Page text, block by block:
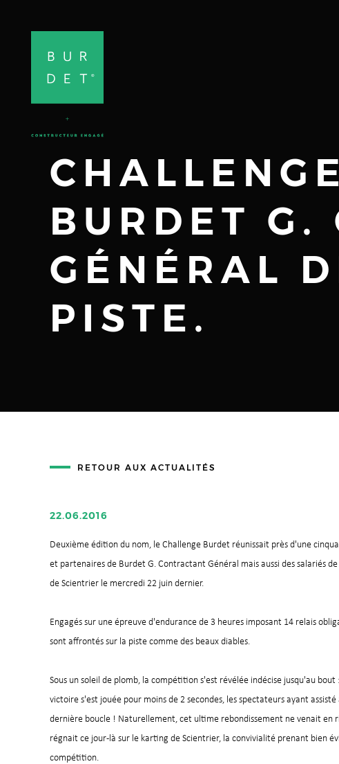
BURDET G.
GÉNÉRAL
PISTE.
RETOUR AUX ACTUALITÉS
22.06.2016
Deuxième édition du nom, le Challenge Burdet réunissait près d'une
et partenaires de Burdet G. Contractant Général mais aussi des salariés
de Scientrier le mercredi 22 juin dernier.
Engagés sur une épreuve d'endurance de 3 heures imposant 14 relais
sont affrontés sur la piste comme des beaux diables.
Sous un soleil de plomb, la compétition s'est révélée indécise jusqu'au
victoire s'est jouée pour moins de 2 secondes, les spectateurs ayant
dernière boucle ! Naturellement, cet ultime rebondissement ne venait en
régnait ce jour-là sur le karting de Scientrier, la convivialité prenant bien
compétition.